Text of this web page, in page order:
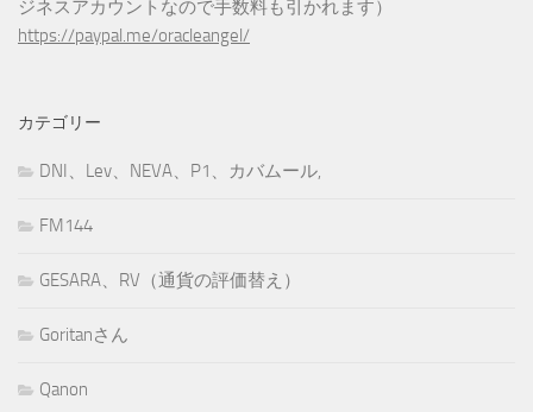
ジネスアカウントなので手数料も引かれます）
https://paypal.me/oracleangel/
カテゴリー
DNI、Lev、NEVA、P1、カバムール,
FM144
GESARA、RV（通貨の評価替え）
Goritanさん
Qanon